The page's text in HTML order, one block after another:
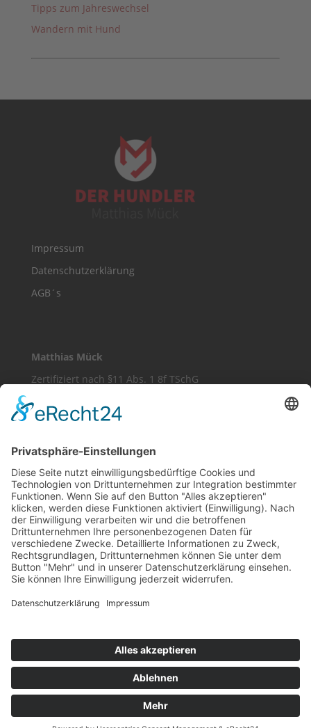
Tipps zum Jahreswechsel
Wandern mit Hund
Impressum
Datenschutzerklärung
AGB´s
Matthias Mück
Zertifiziert nach §11 Abs. 1 8f TSchG
Meine Leidenschaft ist die Arbeit mit Hunden –
Hundetrainer zu sein bedeutet für mich, Hobby,
Hundezentrum Schwarzwald
An der Burg 1, 79843 Löffingen
Hundezentrum Schwarzwald
Hundeshop
Rettungshundestaffel Hochschwarzwald
Corinna Filia
Matthias Mück - Der Hundler © 2021